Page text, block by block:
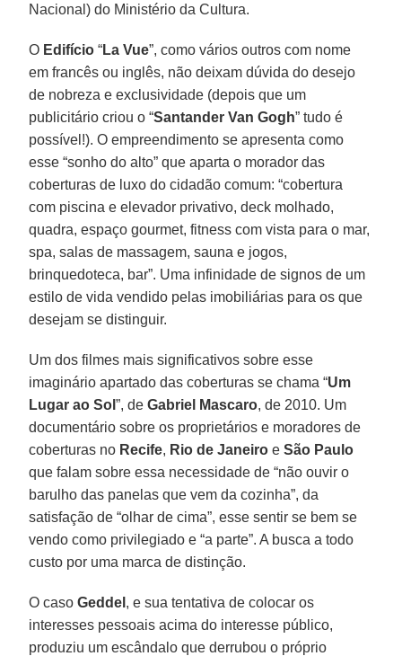
Nacional) do Ministério da Cultura.
O Edifício “La Vue”, como vários outros com nome
em francês ou inglês, não deixam dúvida do desejo
de nobreza e exclusividade (depois que um
publicitário criou o “Santander Van Gogh” tudo é
possível!). O empreendimento se apresenta como
esse “sonho do alto” que aparta o morador das
coberturas de luxo do cidadão comum: “cobertura
com piscina e elevador privativo, deck molhado,
quadra, espaço gourmet, fitness com vista para o mar,
spa, salas de massagem, sauna e jogos,
brinquedoteca, bar”. Uma infinidade de signos de um
estilo de vida vendido pelas imobiliárias para os que
desejam se distinguir.
Um dos filmes mais significativos sobre esse
imaginário apartado das coberturas se chama “Um
Lugar ao Sol”, deGabriel Mascaro, de 2010. Um
documentário sobre os proprietários e moradores de
coberturas no Recife, Rio de Janeiro eSão Paulo
que falam sobre essa necessidade de “não ouvir o
barulho das panelas que vem da cozinha”, da
satisfação de “olhar de cima”, esse sentir se bem se
vendo como privilegiado e “a parte”. A busca a todo
custo por uma marca de distinção.
O casoGeddel , e sua tentativa de colocar os
interesses pessoais acima do interesse público,
produziu um escândalo que derrubou o próprio